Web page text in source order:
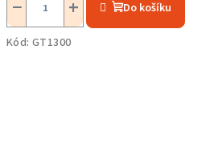
produktu
je
5,0
+
− Do košíku
Kód: GT1300